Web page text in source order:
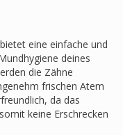
eine einfache und
deines
die Zähne
frischen Atem
da das
keine Erschrecken